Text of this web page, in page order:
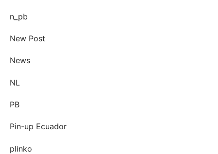
n_pb
New Post
News
NL
PB
Pin-up Ecuador
plinko